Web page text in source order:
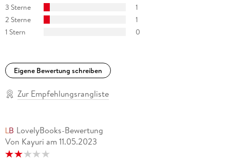
3 Sterne
1
2 Sterne
1
1 Stern
0
Eigene Bewertung schreiben
Zur Empfehlungsrangliste
LovelyBooks-Bewertung
Von Kayuri am 11.05.2023